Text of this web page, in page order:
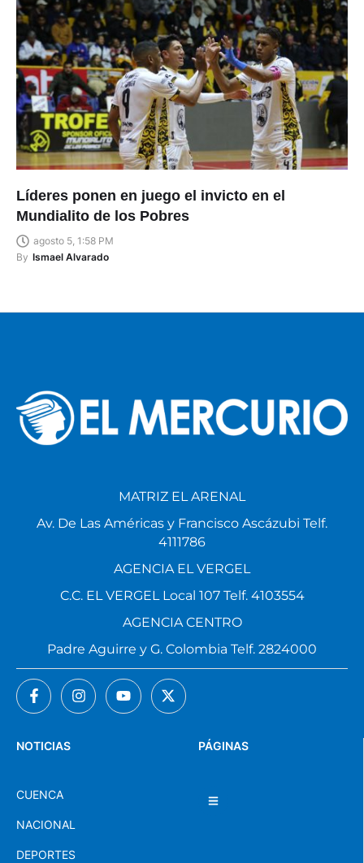
Líderes ponen en juego el invicto en el
Mundialito de los Pobres
agosto 5, 1:58 PM
By Ismael Alvarado
PÁGINAS
NOTICIAS
CUENCA
NACIONAL
DEPORTES
MATRIZ EL ARENAL
Av. De Las Américas y Francisco Ascázubi Telf.
4111786
AGENCIA EL VERGEL
C.C. EL VERGEL Local 107 Telf. 4103554
AGENCIA CENTRO
Padre Aguirre y G. Colombia Telf. 2824000